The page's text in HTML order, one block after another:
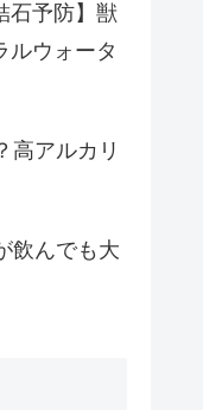
石予防】獣
ルウォータ
高アルカリ
飲んでも大